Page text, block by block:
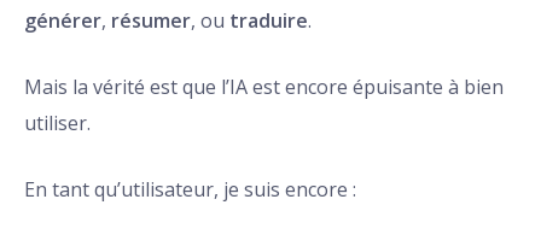
générer, résumer, ou traduire.
Mais la vérité est que l’IA est encore épuisante à bien
utiliser.
En tant qu’utilisateur, je suis encore :